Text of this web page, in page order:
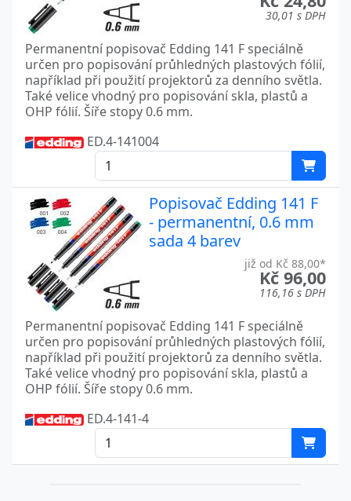
30,01 s DPH
Permanentní popisovač Edding 141 F speciálně
určen pro popisování průhledných plastových fólií,
například při použití projektorů za denního světla.
Také velice vhodný pro popisování skla, plastů a
OHP fólií. Šíře stopy 0.6 mm.
ED.4-141004
Popisovač Edding 141 F
- permanentní, 0.6 mm
sada 4 barev
již od Kč 88,00*
Kč 96,00
116,16 s DPH
Permanentní popisovač Edding 141 F speciálně
určen pro popisování průhledných plastových fólií,
například při použití projektorů za denního světla.
Také velice vhodný pro popisování skla, plastů a
OHP fólií. Šíře stopy 0.6 mm.
ED.4-141-4